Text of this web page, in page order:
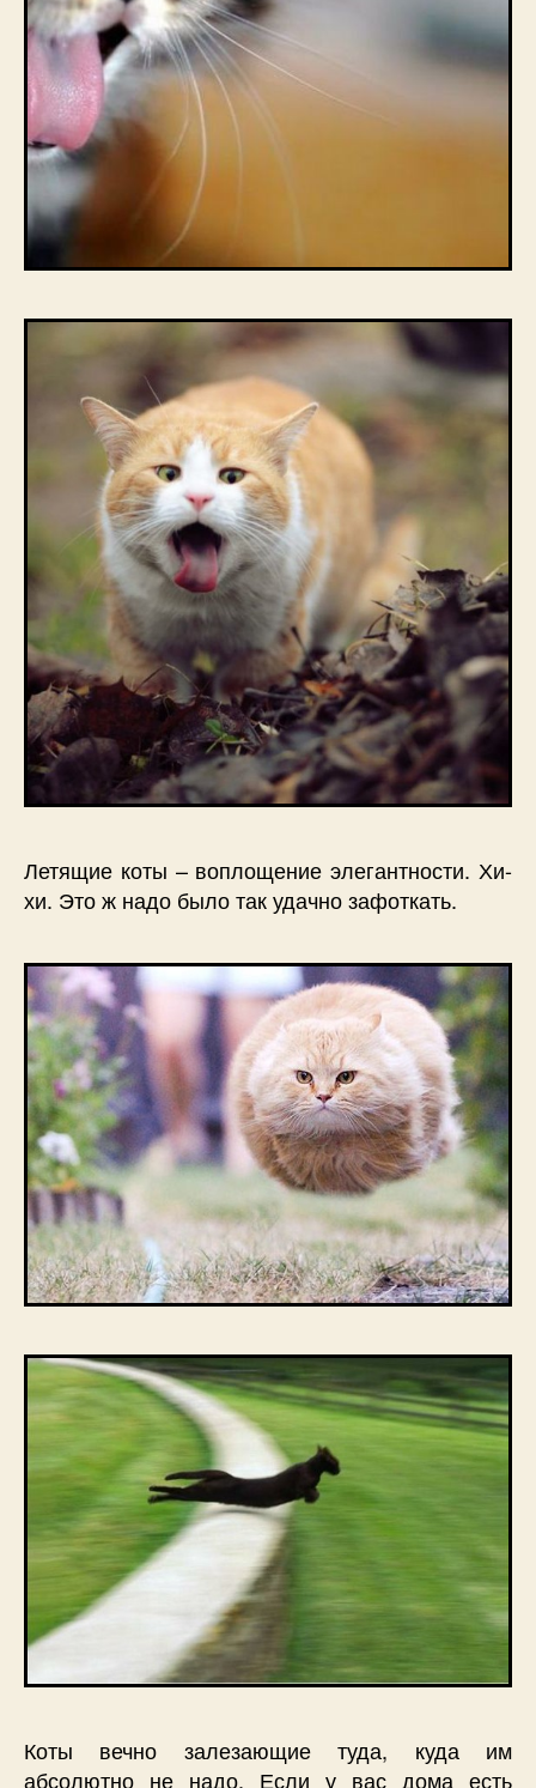
Летящие коты – воплощение элегантности. Хи-
хи. Это ж надо было так удачно зафоткать.
Коты вечно залезающие туда, куда им
абсолютно не надо. Если у вас дома есть